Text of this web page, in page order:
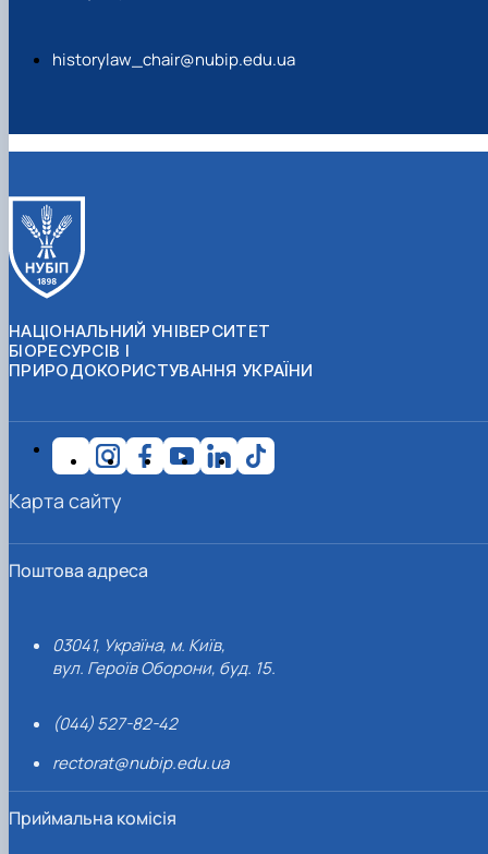
historylaw_chair@nubip.edu.ua
НАЦІОНАЛЬНИЙ УНІВЕРСИТЕТ
БІОРЕСУРСІВ І
ПРИРОДОКОРИСТУВАННЯ УКРАЇНИ
Поштова адреса
03041, Україна, м. Київ,
вул. Героїв Оборони, буд. 15.
(044) 527-82-42
rectorat@nubip.edu.ua
Приймальна комісія
Карта сайту